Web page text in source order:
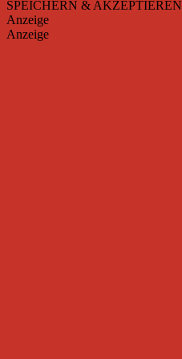
SPEICHERN & AKZEPTIEREN
Anzeige
Anzeige